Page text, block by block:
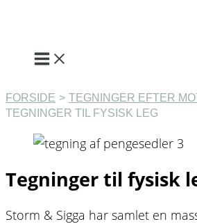
indholdet
FORSIDE
TEGNINGER EFTER
TEGNINGER TIL FYSISK LEG
Tegninger til fysisk
Storm & Sigga har samlet en